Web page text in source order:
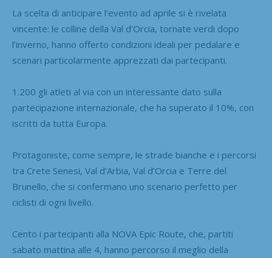
La scelta di anticipare l’evento ad aprile si è rivelata
vincente: le colline della Val d’Orcia, tornate verdi dopo
l’inverno, hanno offerto condizioni ideali per pedalare e
scenari particolarmente apprezzati dai partecipanti.
1.200 gli atleti al via con un interessante dato sulla
partecipazione internazionale, che ha superato il 10%, con
iscritti da tutta Europa.
Protagoniste, come sempre, le strade bianche e i percorsi
tra Crete Senesi, Val d’Arbia, Val d’Orcia e Terre del
Brunello, che si confermano uno scenario perfetto per
ciclisti di ogni livello.
Cento i partecipanti alla NOVA Epic Route, che, partiti
sabato mattina alle 4, hanno percorso il meglio della